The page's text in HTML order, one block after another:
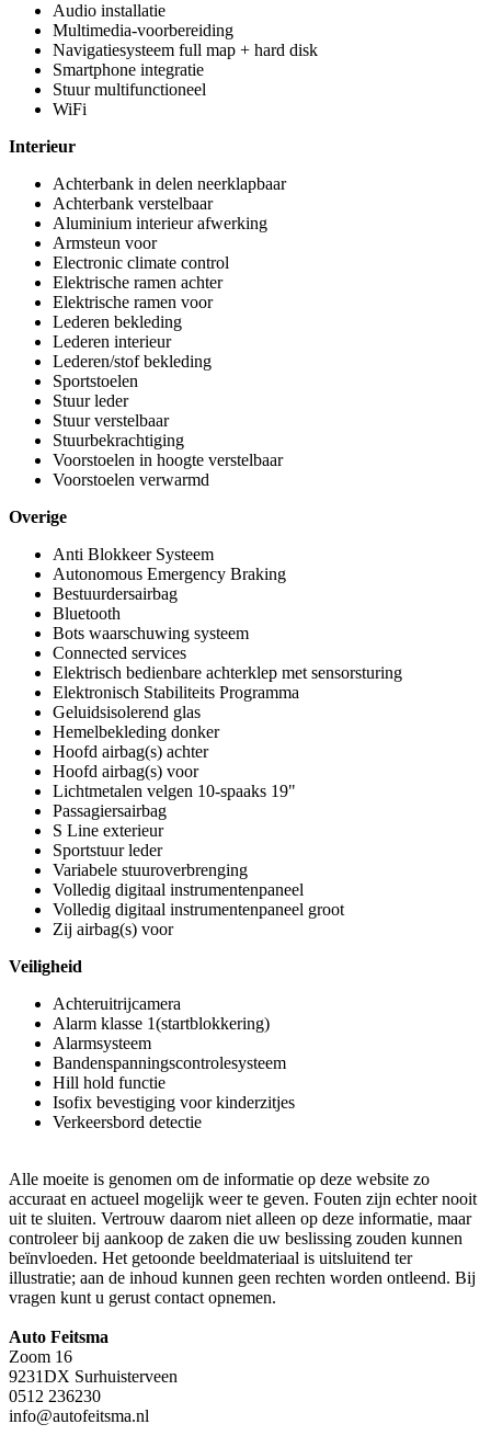
Audio installatie
Multimedia-voorbereiding
Navigatiesysteem full map + hard disk
Smartphone integratie
Stuur multifunctioneel
WiFi
Interieur
Achterbank in delen neerklapbaar
Achterbank verstelbaar
Aluminium interieur afwerking
Armsteun voor
Electronic climate control
Elektrische ramen achter
Elektrische ramen voor
Lederen bekleding
Lederen interieur
Lederen/stof bekleding
Sportstoelen
Stuur leder
Stuur verstelbaar
Stuurbekrachtiging
Voorstoelen in hoogte verstelbaar
Voorstoelen verwarmd
Overige
Anti Blokkeer Systeem
Autonomous Emergency Braking
Bestuurdersairbag
Bluetooth
Bots waarschuwing systeem
Connected services
Elektrisch bedienbare achterklep met sensorsturing
Elektronisch Stabiliteits Programma
Geluidsisolerend glas
Hemelbekleding donker
Hoofd airbag(s) achter
Hoofd airbag(s) voor
Lichtmetalen velgen 10-spaaks 19"
Passagiersairbag
S Line exterieur
Sportstuur leder
Variabele stuuroverbrenging
Volledig digitaal instrumentenpaneel
Volledig digitaal instrumentenpaneel groot
Zij airbag(s) voor
Veiligheid
Achteruitrijcamera
Alarm klasse 1(startblokkering)
Alarmsysteem
Bandenspanningscontrolesysteem
Hill hold functie
Isofix bevestiging voor kinderzitjes
Verkeersbord detectie
Alle moeite is genomen om de informatie op deze website zo
accuraat en actueel mogelijk weer te geven. Fouten zijn echter nooit
uit te sluiten. Vertrouw daarom niet alleen op deze informatie, maar
controleer bij aankoop de zaken die uw beslissing zouden kunnen
beïnvloeden. Het getoonde beeldmateriaal is uitsluitend ter
illustratie; aan de inhoud kunnen geen rechten worden ontleend. Bij
vragen kunt u gerust contact opnemen.
Auto Feitsma
Zoom 16
9231DX Surhuisterveen
0512 236230
info@autofeitsma.nl